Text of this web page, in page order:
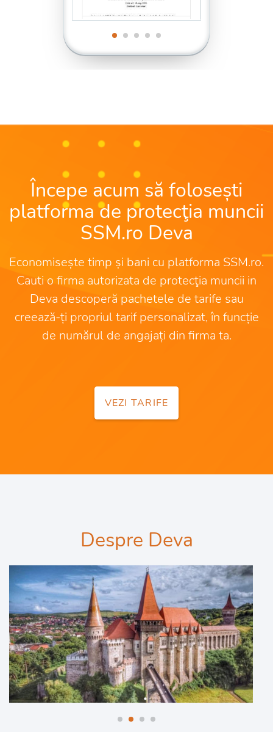
Începe acum să folosești
platforma de protecţia muncii
SSM.ro Deva
Economisește timp și bani cu platforma SSM.ro.
Cauti o firma autorizata de protecţia muncii in
Deva descoperă pachetele de tarife sau
creează-ți propriul tarif personalizat, în funcție
de numărul de angajați din firma ta.
VEZI TARIFE
Despre Deva